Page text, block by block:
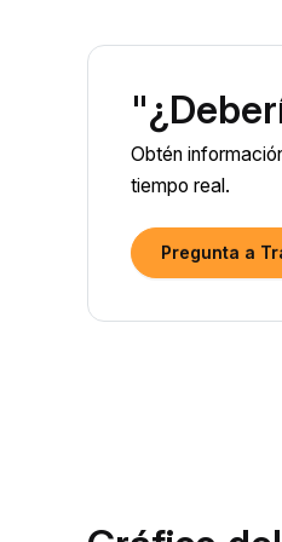
Obtén
tiempo real.
Pregunta a